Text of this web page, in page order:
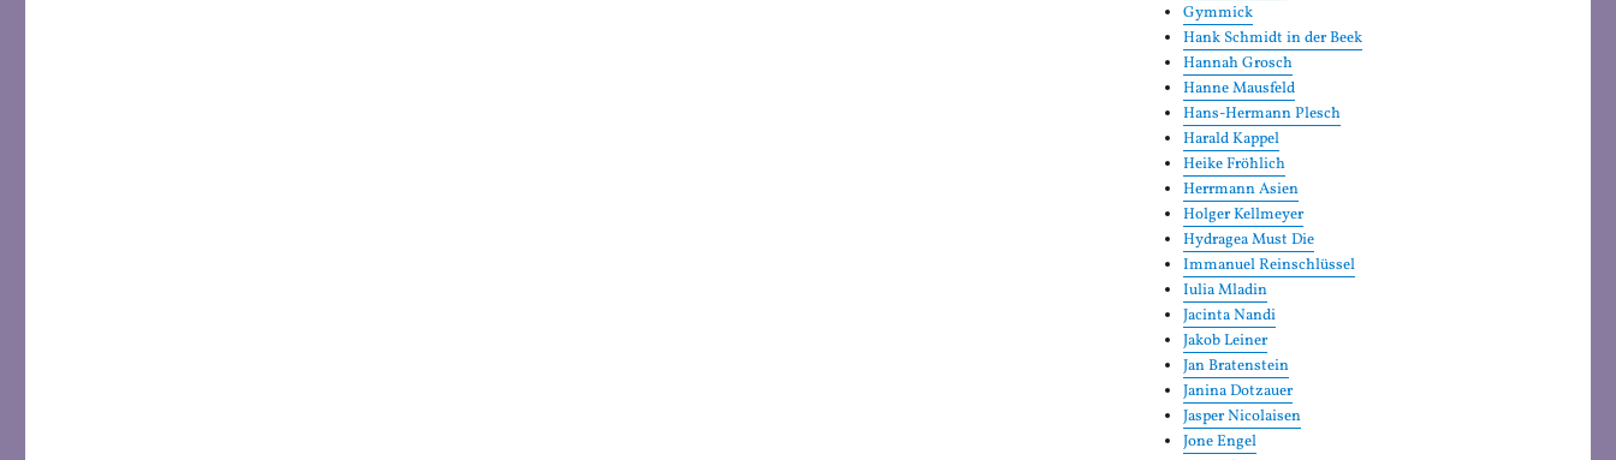
Gymmick
Hank Schmidt in der Beek
Hannah Grosch
Hanne Mausfeld
Hans-Hermann Plesch
Harald Kappel
Heike Fröhlich
Herrmann Asien
Holger Kellmeyer
Hydragea Must Die
Immanuel Reinschlüssel
Iulia Mladin
Jacinta Nandi
Jakob Leiner
Jan Bratenstein
Janina Dotzauer
Jasper Nicolaisen
Jone Engel